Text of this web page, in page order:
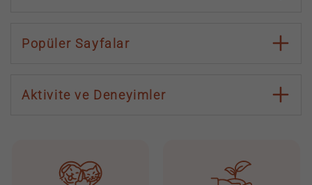
Popüler Sayfalar
Aktivite ve Deneyimler